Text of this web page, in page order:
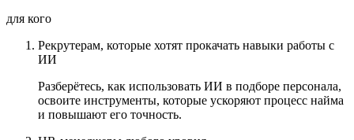
для кого
Рекрутерам, которые хотят прокачать навыки работы с
ИИ
Разберётесь, как использовать ИИ в подборе персонала,
освоите инструменты, которые ускоряют процесс найма
и повышают его точность.